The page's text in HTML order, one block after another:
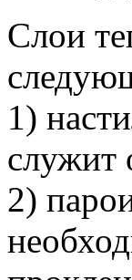
Слои
1)
служит
2)